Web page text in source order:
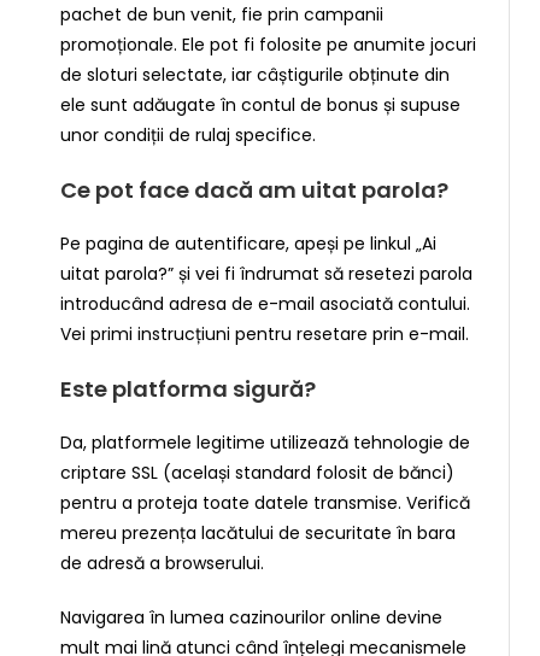
pachet de bun venit, fie prin campanii
promoționale. Ele pot fi folosite pe anumite jocuri
de sloturi selectate, iar câștigurile obținute din
ele sunt adăugate în contul de bonus și supuse
unor condiții de rulaj specifice.
Ce pot face dacă am uitat parola?
Pe pagina de autentificare, apeși pe linkul „Ai
uitat parola?” și vei fi îndrumat să resetezi parola
introducând adresa de e-mail asociată contului.
Vei primi instrucțiuni pentru resetare prin e-mail.
Este platforma sigură?
Da, platformele legitime utilizează tehnologie de
criptare SSL (același standard folosit de bănci)
pentru a proteja toate datele transmise. Verifică
mereu prezența lacătului de securitate în bara
de adresă a browserului.
Navigarea în lumea cazinourilor online devine
mult mai lină atunci când înțelegi mecanismele